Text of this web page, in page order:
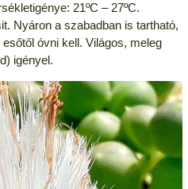
21ºC – 27ºC.
Nyáron a szabadban is tartható,
óvni kell. Világos, meleg
igényel.